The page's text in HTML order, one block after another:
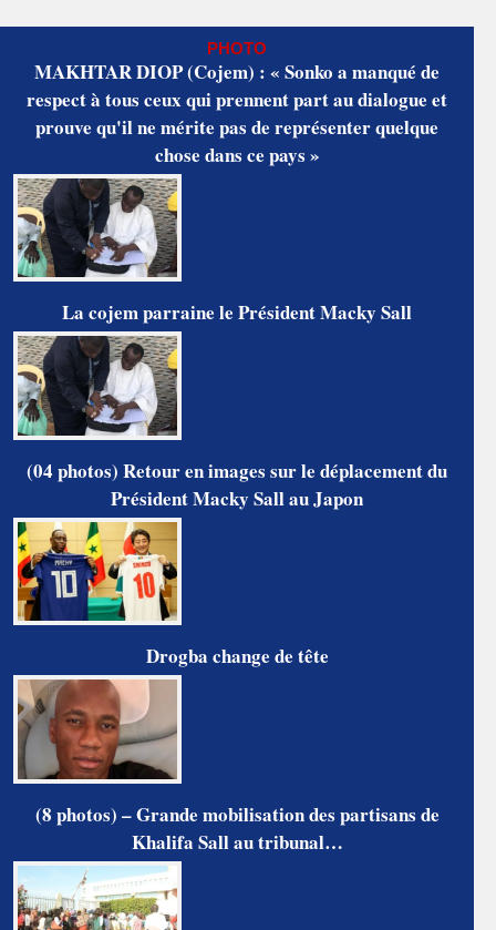
PHOTO
MAKHTAR DIOP (Cojem) : « Sonko a manqué de
respect à tous ceux qui prennent part au dialogue et
prouve qu'il ne mérite pas de représenter quelque
chose dans ce pays »
La cojem parraine le Président Macky Sall
(04 photos) Retour en images sur le déplacement du
Président Macky Sall au Japon
Drogba change de tête
(8 photos) – Grande mobilisation des partisans de
Khalifa Sall au tribunal…